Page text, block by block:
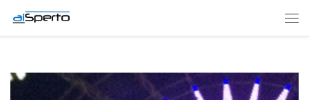
Skip to content